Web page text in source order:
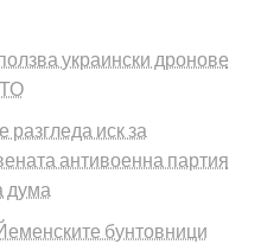
украински дронове
иск за
антивоенна партия
дума
бунтовници